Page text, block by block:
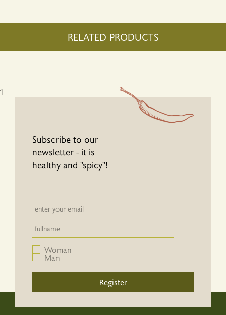
RELATED PRODUCTS
1
Subscribe to our
newsletter - it is
healthy and "spicy"!
Newsletter email input field
Newsletter email input field
Woman
Man
Register